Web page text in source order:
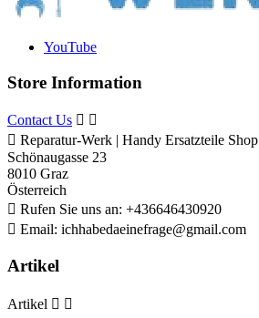
YouTube
Store Information
Contact Us  
 Reparatur-Werk | Handy Ersatzteile Shop
Schönaugasse 23
8010 Graz
Österreich
 Rufen Sie uns an: +436646430920
 Email: ichhabedaeinefrage@gmail.com
Artikel
Artikel  